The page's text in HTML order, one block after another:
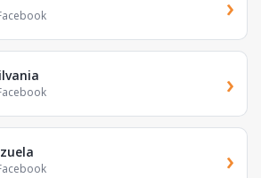
›
›
›